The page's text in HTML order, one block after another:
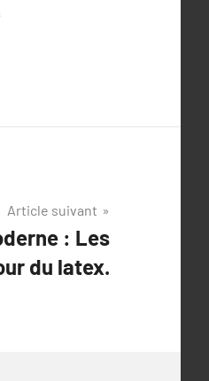
Article suivant
: Les
du latex.